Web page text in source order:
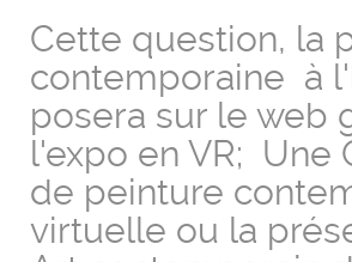
Cette question, la
contemporaine à
posera sur le web
l'expo en VR; Une
de peinture
virtuelle ou la